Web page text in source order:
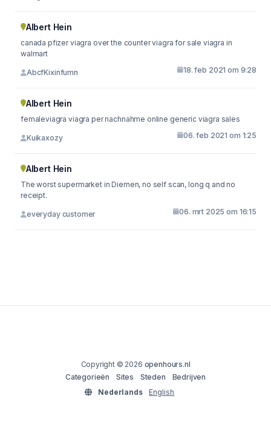
Albert Hein
canada pfizer viagra over the counter viagra for sale viagra in
walmart
AbcfKixinfumn 18. feb 2021 om 9:28
Albert Hein
femaleviagra viagra per nachnahme online generic viagra sales
Kuikaxozy 06. feb 2021 om 1:25
Albert Hein
The worst supermarket in Diemen, no self scan, long q and no
receipt.
everyday customer 06. mrt 2025 om 16:15
Copyright © 2026 openhours.nl
Categorieën
Sites Steden
Bedrijven
Nederlands
English